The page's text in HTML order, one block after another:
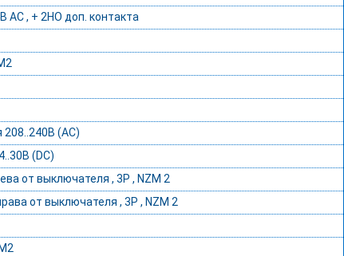
AC , + 2НО доп. контакта
208..240В (АС)
(DС)
от выключателя , 3P , NZM 2
от выключателя , 3P , NZM 2